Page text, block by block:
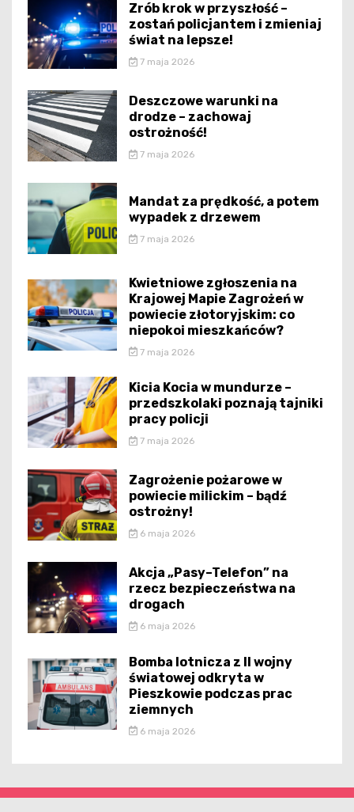
Zrób krok w przyszłość –
zostań policjantem i zmieniaj
świat na lepsze!
7 maja 2026
Deszczowe warunki na
drodze – zachowaj
ostrożność!
7 maja 2026
Mandat za prędkość, a potem
wypadek z drzewem
7 maja 2026
Kwietniowe zgłoszenia na
Krajowej Mapie Zagrożeń w
powiecie złotoryjskim: co
niepokoi mieszkańców?
7 maja 2026
Kicia Kocia w mundurze –
przedszkolaki poznają tajniki
pracy policji
7 maja 2026
Zagrożenie pożarowe w
powiecie milickim – bądź
ostrożny!
6 maja 2026
Akcja „Pasy–Telefon” na
rzecz bezpieczeństwa na
drogach
6 maja 2026
Bomba lotnicza z II wojny
światowej odkryta w
Pieszkowie podczas prac
ziemnych
6 maja 2026